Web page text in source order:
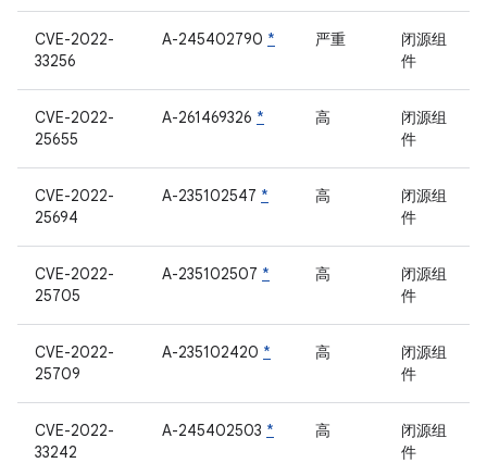
CVE-2022-
33256
A-245402790 * 严重
闭源组
件
CVE-2022-
25655
A-261469326 * 高
闭源组
件
CVE-2022-
25694
A-235102547 * 高
闭源组
件
CVE-2022-
25705
A-235102507 * 高
闭源组
件
CVE-2022-
25709
A-235102420 * 高
闭源组
件
CVE-2022-
33242
A-245402503 * 高
闭源组
件